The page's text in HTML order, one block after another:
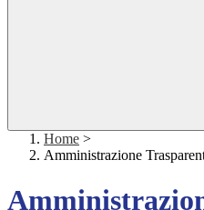
Home >
Amministrazione